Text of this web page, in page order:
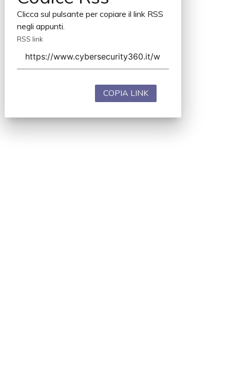
Clicca sul pulsante per copiare il link RSS
negli appunti.
RSS link
COPIA LINK